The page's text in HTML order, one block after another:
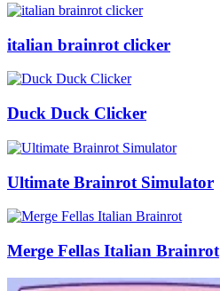
italian brainrot clicker
Duck Duck Clicker
Ultimate Brainrot Simulator
Merge Fellas Italian Brainrot